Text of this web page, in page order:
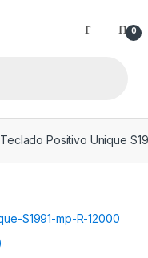
0
Teclado Positivo Unique